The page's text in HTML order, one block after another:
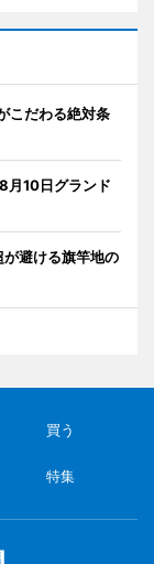
こだわる絶対条
月10日グランド
避ける旗竿地の
買う
特集